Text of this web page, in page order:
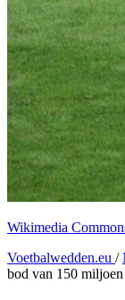
Wikimedia
Voetbalwedden.eu /
bod van 150